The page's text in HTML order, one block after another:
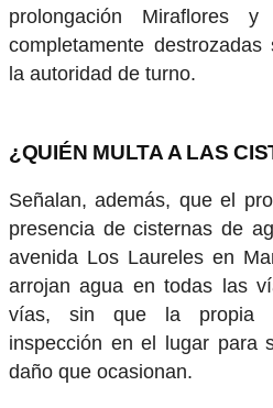
prolongación Miraflores
completamente
la autoridad de turno.
¿QUIÉN MULTA A LAS
Señalan, además, que el
presencia de cisternas de
avenida Los Laureles en
arrojan agua en todas las
vías, sin que la propia
inspección en el lugar para
daño que ocasionan.